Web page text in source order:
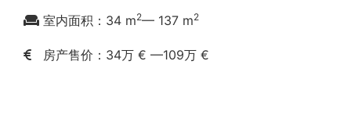
室内面积：34 m2— 137 m2
房产售价：34万 € —109万 €